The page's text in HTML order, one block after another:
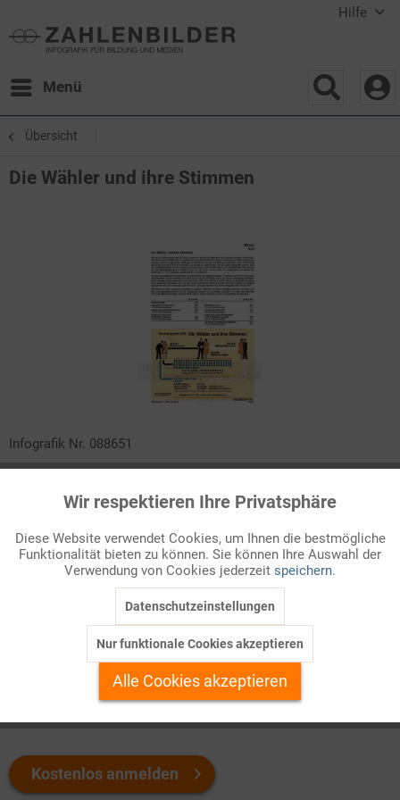
Hilfe
Menü
Übersicht
Die Wähler und ihre Stimmen
Infografik Nr. 088651
bekannt. Aber wie viele Bürgerinnen und Bürger hatten
Bundestags? Dieses ZAHLENBILD rechnet nach und trennt
verwertete von "verlorenen" Stimmen. Die Ergebnisse kurz und
knapp in einer Tabelle und einer anschaulichen Grafik!
Welchen Download brauchen Sie?
Kostenlos anmelden
Funktionale Aktiv
Marketing Inaktiv
Personalisierung Inaktiv
Service
Wir respektieren Ihre Privatsphäre
Diese Website verwendet Cookies, um Ihnen die bestmögliche
Funktionalität bieten zu können. Sie können Ihre Auswahl der
Verwendung von Cookies jederzeit speichern.
Datenschutzeinstellungen
Nur funktionale Cookies akzeptieren
Alle Cookies akzeptieren